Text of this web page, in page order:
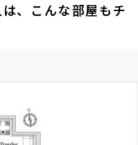
、こんな部屋もチ